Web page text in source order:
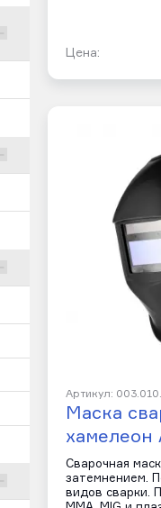
Цена:
Артикул:
Маска
хамелеон
Сварочная
затемнением.
видов сварки.